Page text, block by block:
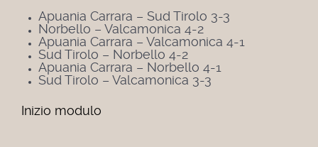
Apuania Carrara – Sud Tirolo 3-3
Norbello – Valcamonica 4-2
Apuania Carrara – Valcamonica 4-1
Sud Tirolo – Norbello 4-2
Apuania Carrara – Norbello 4-1
Sud Tirolo – Valcamonica 3-3
Inizio modulo